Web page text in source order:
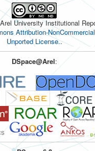
University Institutional
Attribution-
Unported License..
DSpace@Arel: